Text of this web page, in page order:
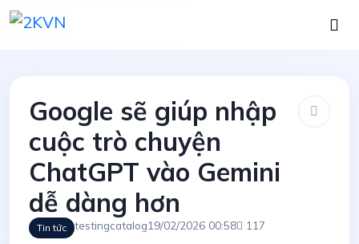
Google sẽ giúp nhập
cuộc trò chuyện
ChatGPT vào Gemini
dễ dàng hơn
Tin tức testingcatalog19/02/2026 00:58 117